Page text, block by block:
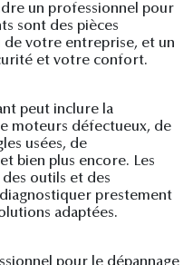
un professionnel pour
sont des pièces
de votre entreprise, et un
et votre confort.
peut inclure la
moteurs défectueux, de
usées, de
bien plus encore. Les
outils et des
prestement
adaptées.
pour le dépannage